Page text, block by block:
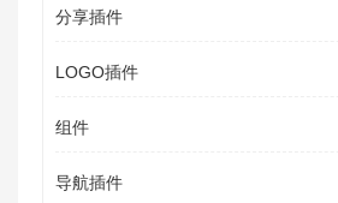
分享插件
LOGO插件
组件
导航插件